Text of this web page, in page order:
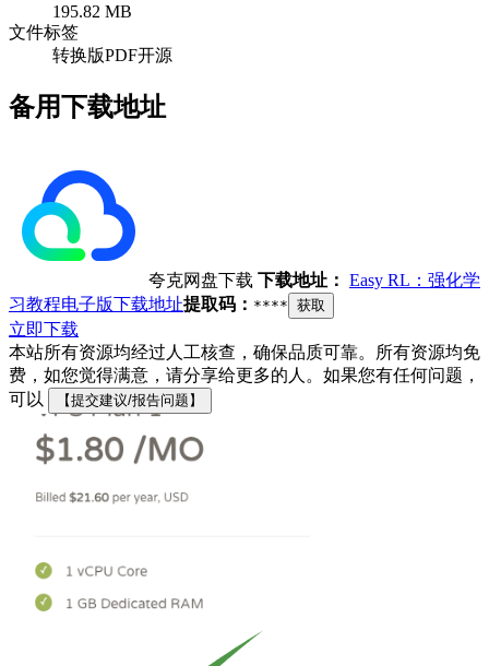
195.82 MB
文件标签
转换版PDF开源
备用下载地址
夸克网盘下载 下载地址： Easy RL：强化学
习教程电子版下载地址提取码： **** 获取
立即下载
本站所有资源均经过人工核查，确保品质可靠。所有资源均免
费，如您觉得满意，请分享给更多的人。如果您有任何问题，
可以
【提交建议/报告问题】